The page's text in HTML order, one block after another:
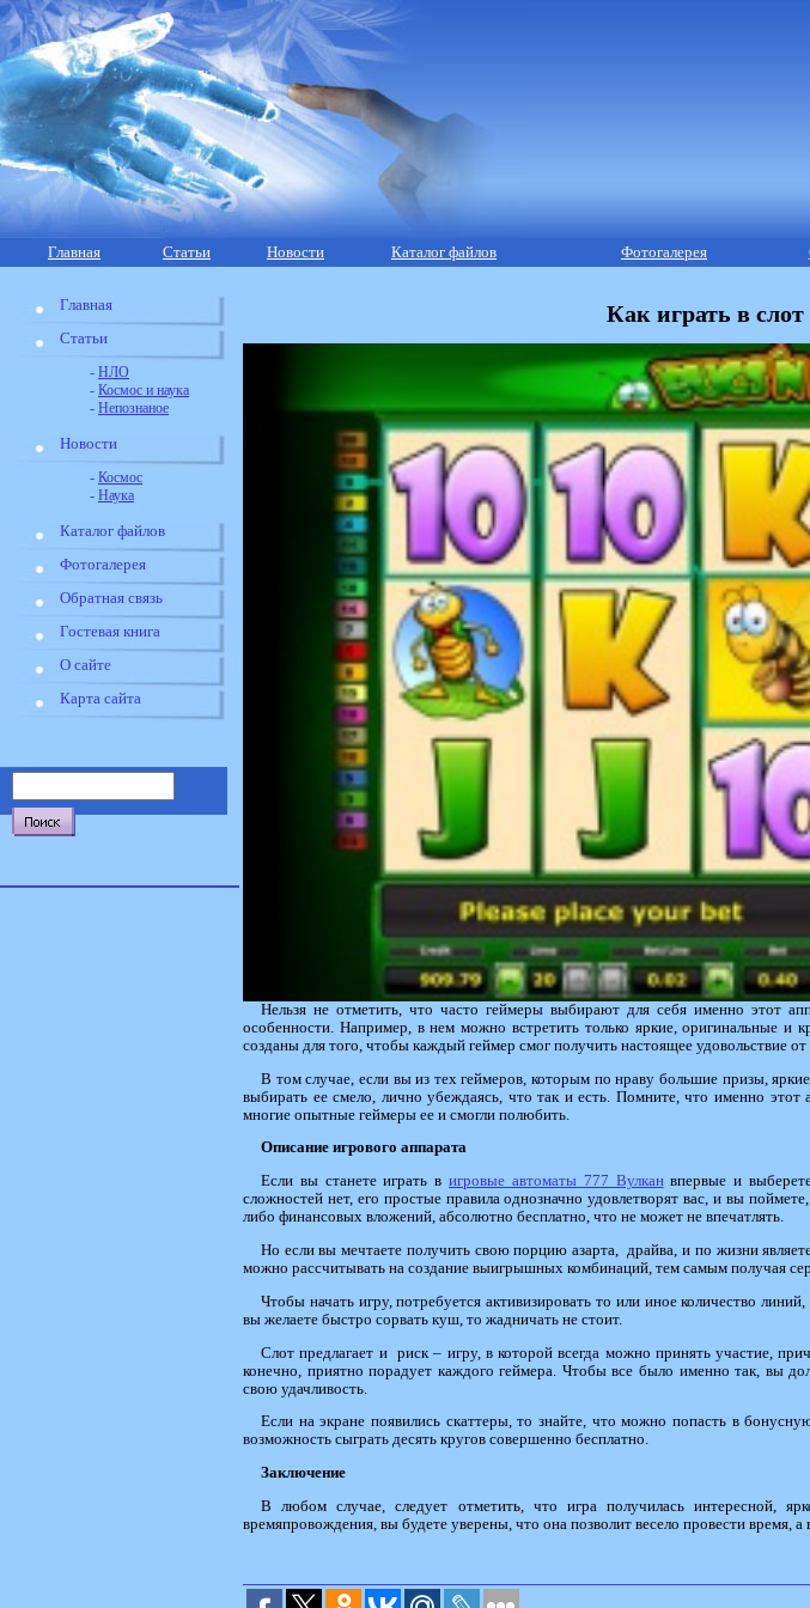
Главная Статьи Новости Каталог файлов Фотогалерея
Главная
Статьи
- НЛО
- Космос и наука
- Непознаное
Новости
- Космос
- Наука
Каталог файлов
Фотогалерея
Обратная связь
Гостевая книга
О сайте
Карта сайта
Как играть в слот
Нельзя не отметить, что часто геймеры выбирают для себя именно этот
особенности. Например, в нем можно встретить только яркие, оригинальные и
созданы для того, чтобы каждый геймер смог получить настоящее удовольствие
В том случае, если вы из тех геймеров, которым по нраву большие призы,
выбирать ее смело, лично убеждаясь, что так и есть. Помните, что именно этот
многие опытные геймеры ее и смогли полюбить.
Описание игрового аппарата
Если вы станете играть вигровые автоматы 777 Вулканвпервые и
сложностей нет, его простые правила однозначно удовлетворят вас, и вы
либо финансовых вложений, абсолютно бесплатно, что не может не впечатлять.
Но если вы мечтаете получить свою порцию азарта, драйва, и по жизни
можно рассчитывать на создание выигрышных комбинаций, тем самым получая
Чтобы начать игру, потребуется активизировать то или иное количество
вы желаете быстро сорвать куш, то жадничать не стоит.
Слот предлагает и риск – игру, в которой всегда можно принять участие,
конечно, приятно порадует каждого геймера. Чтобы все было именно так, вы
свою удачливость.
Если на экране появились скаттеры, то знайте, что можно попасть в
возможность сыграть десять кругов совершенно бесплатно.
Заключение
В любом случае, следует отметить, что игра получилась интересной,
времяпровождения, вы будете уверены, что она позволит весело провести время,